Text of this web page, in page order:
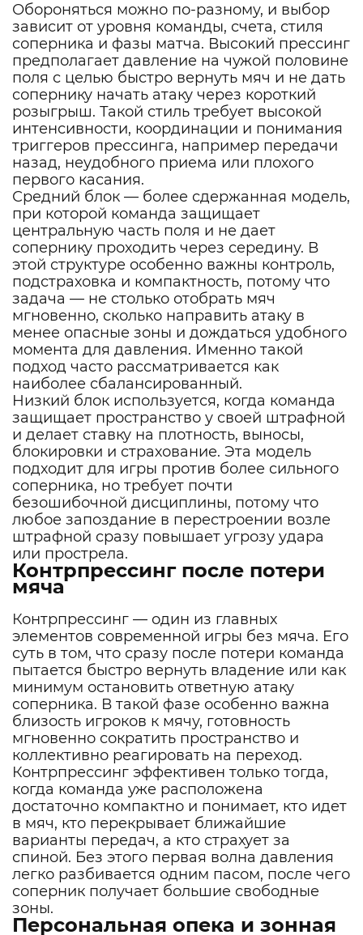
Обороняться можно по-разному, и выбор
зависит от уровня команды, счета, стиля
соперника и фазы матча. Высокий прессинг
предполагает давление на чужой половине
поля с целью быстро вернуть мяч и не дать
сопернику начать атаку через короткий
розыгрыш. Такой стиль требует высокой
интенсивности, координации и понимания
триггеров прессинга, например передачи
назад, неудобного приема или плохого
первого касания.
Средний блок — более сдержанная модель,
при которой команда защищает
центральную часть поля и не дает
сопернику проходить через середину. В
этой структуре особенно важны контроль,
подстраховка и компактность, потому что
задача — не столько отобрать мяч
мгновенно, сколько направить атаку в
менее опасные зоны и дождаться удобного
момента для давления. Именно такой
подход часто рассматривается как
наиболее сбалансированный.
Низкий блок используется, когда команда
защищает пространство у своей штрафной
и делает ставку на плотность, выносы,
блокировки и страхование. Эта модель
подходит для игры против более сильного
соперника, но требует почти
безошибочной дисциплины, потому что
любое запоздание в перестроении возле
штрафной сразу повышает угрозу удара
или прострела.
Контрпрессинг после потери
мяча
Контрпрессинг — один из главных
элементов современной игры без мяча. Его
суть в том, что сразу после потери команда
пытается быстро вернуть владение или как
минимум остановить ответную атаку
соперника. В такой фазе особенно важна
близость игроков к мячу, готовность
мгновенно сократить пространство и
коллективно реагировать на переход.
Контрпрессинг эффективен только тогда,
когда команда уже расположена
достаточно компактно и понимает, кто идет
в мяч, кто перекрывает ближайшие
варианты передач, а кто страхует за
спиной. Без этого первая волна давления
легко разбивается одним пасом, после чего
соперник получает большие свободные
зоны.
Персональная опека и зонная